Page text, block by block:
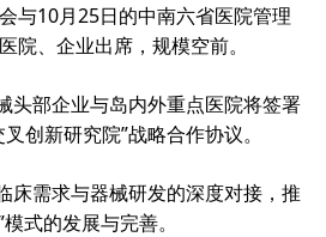
与10月25日的中南六省医院管理
院、企业出席，规模空前。
头部企业与岛内外重点医院将签署
创新研究院”战略合作协议。
床需求与器械研发的深度对接，推
式的发展与完善。